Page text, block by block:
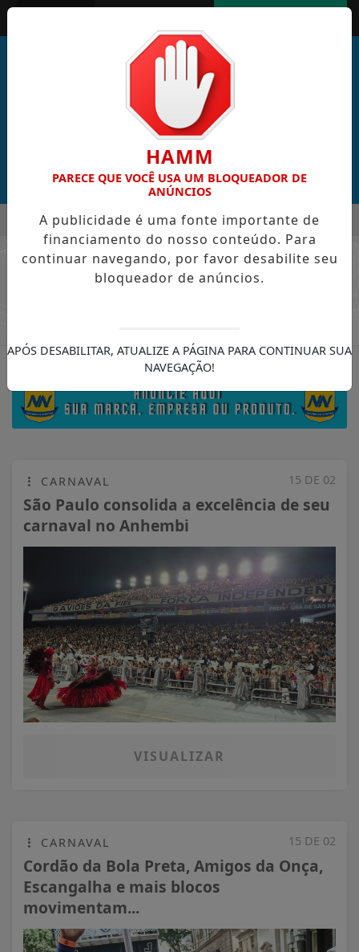
DE CABO VERDE VENCE ELEIÇÃO DO GOL MAIS
EM ALTA
MENU
/ NOTÍCIAS CARNAVAL
15 DE 02
CARNAVAL
São Paulo consolida a excelência de seu
carnaval no Anhembi
VISUALIZAR
15 DE 02
CARNAVAL
Cordão da Bola Preta, Amigos da Onça,
Escangalha e mais blocos
movimentam...
HAMM
PARECE QUE VOCÊ USA UM BLOQUEADOR DE
ANÚNCIOS
A publicidade é uma fonte importante de
financiamento do nosso conteúdo. Para
continuar navegando, por favor desabilite seu
bloqueador de anúncios.
APÓS DESABILITAR, ATUALIZE A PÁGINA PARA CONTINUAR SUA
NAVEGAÇÃO!